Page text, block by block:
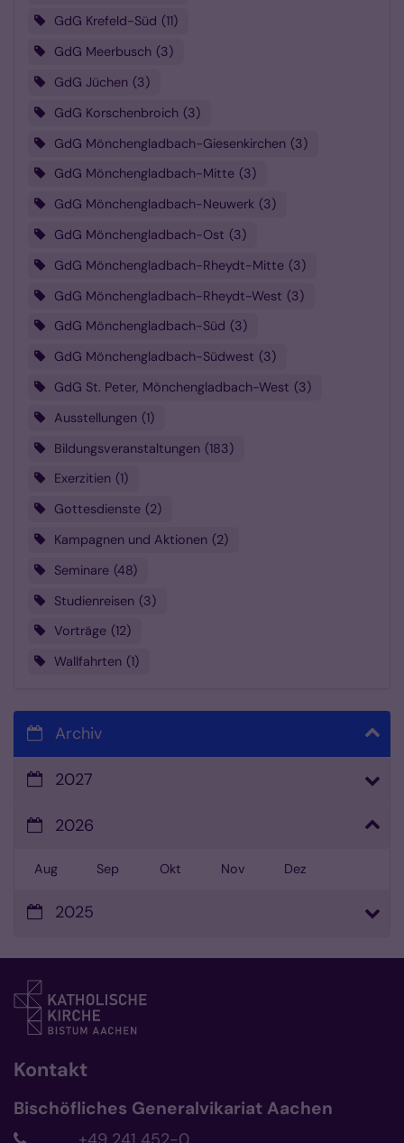
GdG Krefeld-Süd
11
GdG Meerbusch 3
GdG Jüchen 3
GdG Korschenbroich 3
GdG Mönchengladbach-Giesenkirchen 3
GdG Mönchengladbach-Mitte
3
GdG Mönchengladbach-Neuwerk 3
GdG Mönchengladbach-Ost 3
GdG Mönchengladbach-Rheydt-Mitte 3
GdG Mönchengladbach-Rheydt-West 3
GdG Mönchengladbach-Süd
3
GdG Mönchengladbach-Südwest 3
GdG St. Peter, Mönchengladbach-West 3
Ausstellungen 1
Bildungsveranstaltungen 183
Exerzitien 1
Gottesdienste 2
Kampagnen und Aktionen 2
Seminare 48
Studienreisen 3
Vorträge 12
Wallfahrten 1
Archiv
2027
2026
Aug Sep Okt Nov Dez
2025
Kontakt
Bischöfliches Generalvikariat Aachen